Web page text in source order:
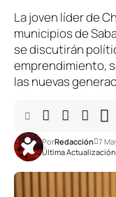
La joven líder de
municipios de
se discutirán
emprendimiento,
las nuevas
Última
PorRedacción 7